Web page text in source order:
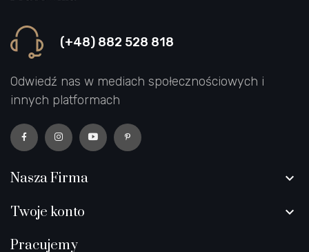
(+48) 882 528 818
Odwiedź nas w mediach społecznościowych i
innych platformach
Nasza Firma 
Twoje konto 
Pracujemy